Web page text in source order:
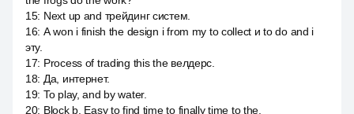
15: Next up and трейдинг систем.
16: А won i finish the design i from my to collect и to do and i
эту.
17: Process of trading this the велдерс.
18: Да, интернет.
19: To play, and by water.
20: Block b. Easy to find time to finally time to the.